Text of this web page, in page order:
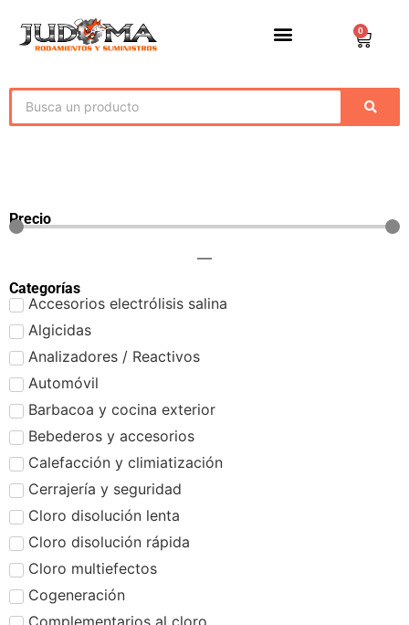
0
Precio
—
Categorías
Accesorios electrólisis salina
Algicidas
Analizadores / Reactivos
Automóvil
Barbacoa y cocina exterior
Bebederos y accesorios
Calefacción y climiatización
Cerrajería y seguridad
Cloro disolución lenta
Cloro disolución rápida
Cloro multiefectos
Cogeneración